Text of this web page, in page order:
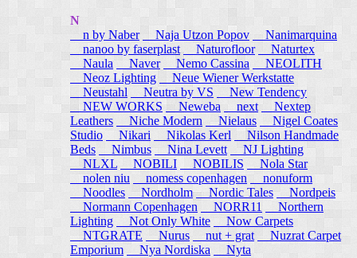
N
n by Naber
Naja Utzon Popov
Nanimarquina
nanoo by faserplast
Naturofloor
Naturtex
Naula
Naver Nemo Cassina
NEOLITH
Neoz Lighting
Neue Wiener Werkstatte
Neustahl
Neutra by VS
New Tendency
NEW WORKS
Neweba next
Nextep
Leathers
Niche Modern Nielaus
Nigel Coates
Studio
Nikari Nikolas Kerl
Nilson Handmade
Beds
Nimbus Nina Levett
NJ Lighting
NLXL
NOBILI NOBILIS
Nola Star
nolen niu
nomess copenhagen
nonuform
Noodles
Nordholm Nordic Tales
Nordpeis
Normann Copenhagen
NORR11
Northern
Lighting
Not Only White
Now Carpets
NTGRATE
Nurus nut + grat
Nuzrat Carpet
Emporium
Nya Nordiska Nyta